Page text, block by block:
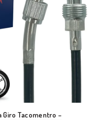
Giro Tacomentro –